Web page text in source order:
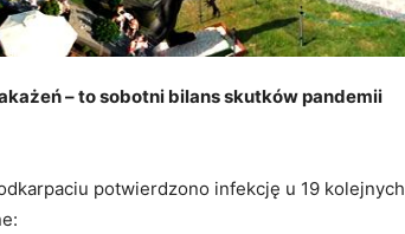
– to sobotni bilans skutków pandemii
potwierdzono infekcję u 19 kolejnych